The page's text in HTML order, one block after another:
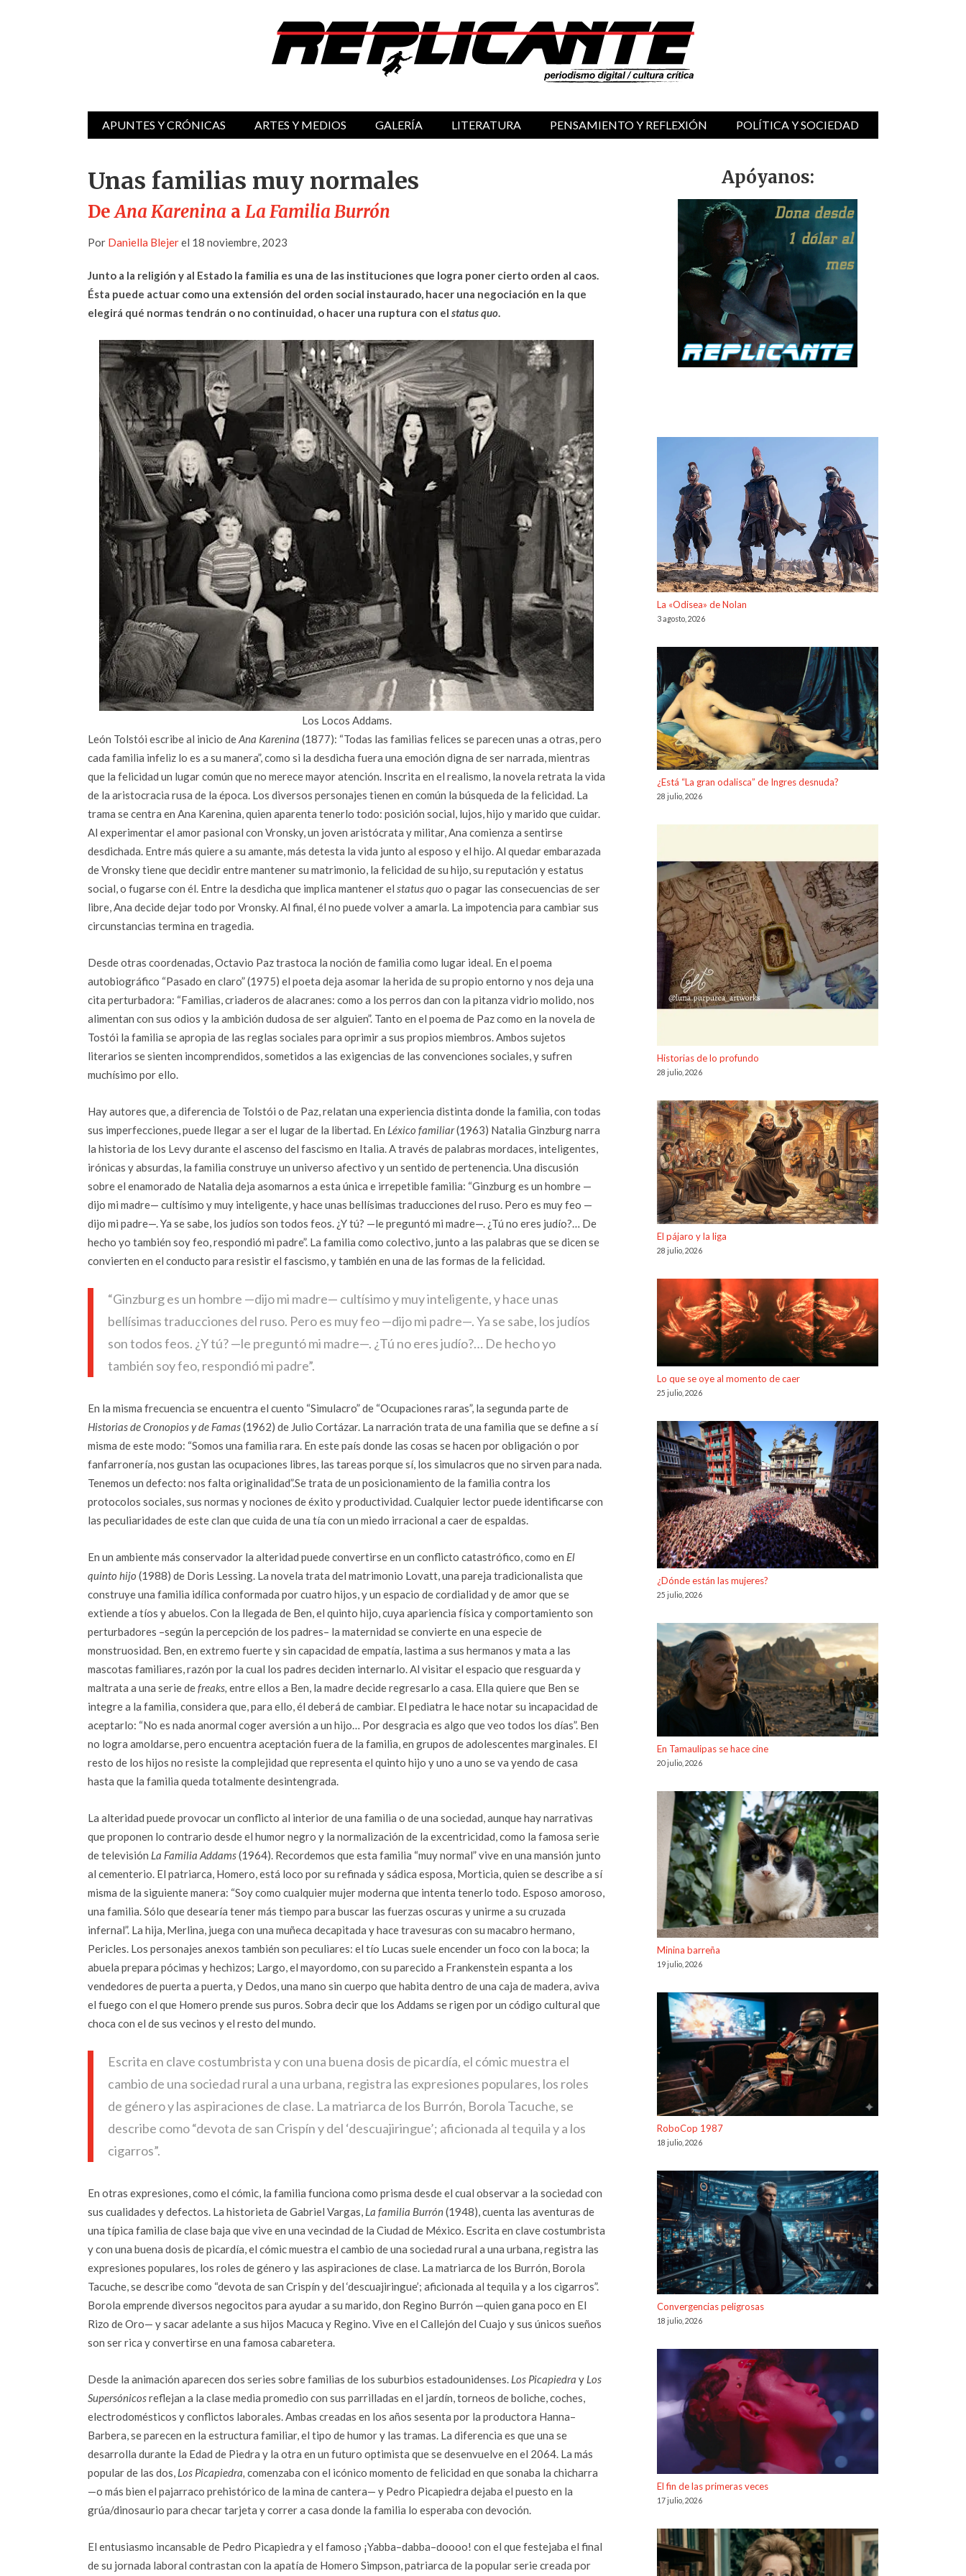
APUNTES Y CRÓNICAS ARTES Y MEDIOS GALERÍA LITERATURA PENSAMIENTO Y REFLEXIÓN POLÍTICA Y SOCIEDAD
Unas familias muy normales
DeAna Karenina aLa Familia Burrón
Por Daniella Blejerel 18 noviembre, 2023
Junto a la religión y al Estado la familia es una de las instituciones que logra poner cierto orden al caos.
Ésta puede actuar como una extensión del orden social instaurado, hacer una negociación en la que
elegirá qué normas tendrán o no continuidad, o hacer una ruptura con el status quo.
Los Locos Addams.
León Tolstói escribe al inicio deAna Karenina (1877): “Todas las familias felices se parecen unas a otras, pero
cada familia infeliz lo es a su manera”, como si la desdicha fuera una emoción digna de ser narrada, mientras
que la felicidad un lugar común que no merece mayor atención. Inscrita en el realismo, la novela retrata la vida
de la aristocracia rusa de la época. Los diversos personajes tienen en común la búsqueda de la felicidad. La
trama se centra en Ana Karenina, quien aparenta tenerlo todo: posición social, lujos, hijo y marido que cuidar.
Al experimentar el amor pasional con Vronsky, un joven aristócrata y militar, Ana comienza a sentirse
desdichada. Entre más quiere a su amante, más detesta la vida junto al esposo y el hijo. Al quedar embarazada
de Vronsky tiene que decidir entre mantener su matrimonio, la felicidad de su hijo, su reputación y estatus
social, o fugarse con él. Entre la desdicha que implica mantener el status quo o pagar las consecuencias de ser
libre, Ana decide dejar todo por Vronsky. Al final, él no puede volver a amarla. La impotencia para cambiar sus
circunstancias termina en tragedia.
Desde otras coordenadas, Octavio Paz trastoca la noción de familia como lugar ideal. En el poema
autobiográfico “Pasado en claro” (1975) el poeta deja asomar la herida de su propio entorno y nos deja una
cita perturbadora: “Familias, criaderos de alacranes: como a los perros dan con la pitanza vidrio molido, nos
alimentan con sus odios y la ambición dudosa de ser alguien”. Tanto en el poema de Paz como en la novela de
Tostói la familia se apropia de las reglas sociales para oprimir a sus propios miembros. Ambos sujetos
literarios se sienten incomprendidos, sometidos a las exigencias de las convenciones sociales, y sufren
muchísimo por ello.
Hay autores que, a diferencia de Tolstói o de Paz, relatan una experiencia distinta donde la familia, con todas
sus imperfecciones, puede llegar a ser el lugar de la libertad. En Léxico familiar(1963) Natalia Ginzburg narra
la historia de los Levy durante el ascenso del fascismo en Italia. A través de palabras mordaces, inteligentes,
irónicas y absurdas, la familia construye un universo afectivo y un sentido de pertenencia. Una discusión
sobre el enamorado de Natalia deja asomarnos a esta única e irrepetible familia: “Ginzburg es un hombre —
dijo mi madre— cultísimo y muy inteligente, y hace unas bellísimas traducciones del ruso. Pero es muy feo —
dijo mi padre—. Ya se sabe, los judíos son todos feos. ¿Y tú? —le preguntó mi madre—. ¿Tú no eres judío?… De
hecho yo también soy feo, respondió mi padre”. La familia como colectivo, junto a las palabras que se dicen se
convierten en el conducto para resistir el fascismo, y también en una de las formas de la felicidad.
“Ginzburg es un hombre —dijo mi madre— cultísimo y muy inteligente, y hace unas
bellísimas traducciones del ruso. Pero es muy feo —dijo mi padre—. Ya se sabe, los judíos
son todos feos. ¿Y tú? —le preguntó mi madre—. ¿Tú no eres judío?… De hecho yo
también soy feo, respondió mi padre”.
En la misma frecuencia se encuentra el cuento “Simulacro” de “Ocupaciones raras”, la segunda parte de
Historias de Cronopiosy de Famas(1962) de Julio Cortázar. La narración trata de una familia que se define a sí
misma de este modo: “Somos una familia rara. En este país donde las cosas se hacen por obligación o por
fanfarronería, nos gustan las ocupaciones libres, las tareas porque sí, los simulacros que no sirven para nada.
Tenemos un defecto: nos falta originalidad”.Se trata de un posicionamiento de la familia contra los
protocolos sociales, sus normas y nociones de éxito y productividad. Cualquier lector puede identificarse con
las peculiaridades de este clan que cuida de una tía con un miedo irracional a caer de espaldas.
En un ambiente más conservador la alteridad puede convertirse en un conflicto catastrófico, como en El
quinto hijo (1988) de Doris Lessing. La novela trata del matrimonio Lovatt, una pareja tradicionalista que
construye una familia idílica conformada por cuatro hijos, y un espacio de cordialidad y de amor que se
extiende a tíos y abuelos. Con la llegada de Ben, el quinto hijo, cuya apariencia física y comportamiento son
perturbadores –según la percepción de los padres– la maternidad se convierte en una especie de
monstruosidad. Ben, en extremo fuerte y sin capacidad de empatía, lastima a sus hermanos y mata a las
mascotas familiares, razón por la cual los padres deciden internarlo. Al visitar el espacio que resguarda y
maltrata a una serie defreaks, entre ellos a Ben, la madre decide regresarlo a casa. Ella quiere que Ben se
integre a la familia, considera que, para ello, él deberá de cambiar. El pediatra le hace notar su incapacidad de
aceptarlo: “No es nada anormal coger aversión a un hijo… Por desgracia es algo que veo todos los días”. Ben
no logra amoldarse, pero encuentra aceptación fuera de la familia, en grupos de adolescentes marginales. El
resto de los hijos no resiste la complejidad que representa el quinto hijo y uno a uno se va yendo de casa
hasta que la familia queda totalmente desintengrada.
La alteridad puede provocar un conflicto al interior de una familia o de una sociedad, aunque hay narrativas
que proponen lo contrario desde el humor negro y la normalización de la excentricidad, como la famosa serie
de televisión La Familia Addams(1964). Recordemos que esta familia “muy normal” vive en una mansión junto
al cementerio. El patriarca, Homero, está loco por su refinada y sádica esposa, Morticia, quien se describe a sí
misma de la siguiente manera: “Soy como cualquier mujer moderna que intenta tenerlo todo. Esposo amoroso,
una familia. Sólo que desearía tener más tiempo para buscar las fuerzas oscuras y unirme a su cruzada
infernal”. La hija, Merlina, juega con una muñeca decapitada y hace travesuras con su macabro hermano,
Pericles. Los personajes anexos también son peculiares: el tío Lucas suele encender un foco con la boca; la
abuela prepara pócimas y hechizos; Largo, el mayordomo, con su parecido a Frankenstein espanta a los
vendedores de puerta a puerta, y Dedos, una mano sin cuerpo que habita dentro de una caja de madera, aviva
el fuego con el que Homero prende sus puros. Sobra decir que los Addams se rigen por un código cultural que
choca con el de sus vecinos y el resto del mundo.
Escrita en clave costumbrista y con una buena dosis de picardía, el cómic muestra el
cambio de una sociedad rural a una urbana, registra las expresiones populares, los roles
de género y las aspiraciones de clase. La matriarca de los Burrón, Borola Tacuche, se
describe como “devota de san Crispín y del ‘descuajiringue’; aficionada al tequila y a los
cigarros”.
En otras expresiones, como el cómic, la familia funciona como prisma desde el cual observar a la sociedad con
sus cualidades y defectos. La historieta de Gabriel Vargas, La familia Burrón(1948), cuenta las aventuras de
una típica familia de clase baja que vive en una vecindad de la Ciudad de México. Escrita en clave costumbrista
y con una buena dosis de picardía, el cómic muestra el cambio de una sociedad rural a una urbana, registra las
expresiones populares, los roles de género y las aspiraciones de clase. La matriarca de los Burrón, Borola
Tacuche, se describe como “devota de san Crispín y del ‘descuajiringue’; aficionada al tequila y a los cigarros”.
Borola emprende diversos negocitos para ayudar a su marido, don Regino Burrón —quien gana poco en El
Rizo de Oro— y sacar adelante a sus hijos Macuca y Regino. Vive en el Callejón del Cuajo y sus únicos sueños
son ser rica y convertirse en una famosa cabaretera.
Desde la animación aparecen dos series sobre familias de los suburbios estadounidenses. Los Picapiedra y Los
Supersónicosreflejan a la clase media promedio con sus parrilladas en el jardín, torneos de boliche, coches,
electrodomésticos y conflictos laborales. Ambas creadas en los años sesenta por la productora Hanna–
Barbera, se parecen en la estructura familiar, el tipo de humor y las tramas. La diferencia es que una se
desarrolla durante la Edad de Piedra y la otra en un futuro optimista que se desenvuelve en el 2064. La más
popular de las dos, Los Picapiedra, comenzaba con el icónico momento de felicidad en que sonaba la chicharra
—o más bien el pajarraco prehistórico de la mina de cantera— y Pedro Picapiedra dejaba el puesto en la
grúa/dinosaurio para checar tarjeta y correr a casa donde la familia lo esperaba con devoción.
El entusiasmo incansable de Pedro Picapiedra y el famoso ¡Yabba–dabba–doooo! con el que festejaba el final
de su jornada laboral contrastan con la apatía de Homero Simpson, patriarca de la popular serie creada por
Apóyanos:
La «Odisea» de Nolan
3 agosto, 2026
¿Está “La gran odalisca” de Ingres desnuda?
28 julio, 2026
Historias de lo profundo
28 julio, 2026
El pájaro y la liga
28 julio, 2026
Lo que se oye al momento de caer
25 julio, 2026
¿Dónde están las mujeres?
25 julio, 2026
En Tamaulipas se hace cine
20 julio, 2026
Minina barreña
19 julio, 2026
RoboCop 1987
18 julio, 2026
Convergencias peligrosas
18 julio, 2026
El fin de las primeras veces
17 julio, 2026